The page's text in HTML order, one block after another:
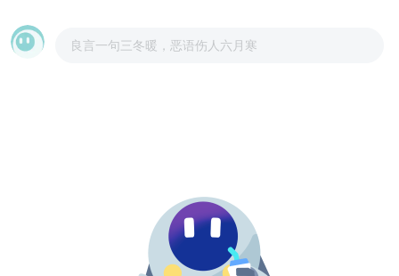
良言一句三冬暖，恶语伤人六月寒